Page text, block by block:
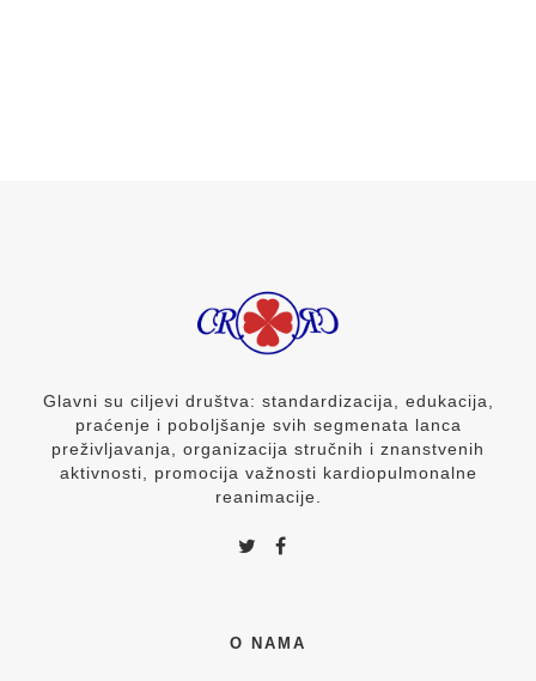
Glavni su ciljevi društva: standardizacija, edukacija,
praćenje i poboljšanje svih segmenata lanca
preživljavanja, organizacija stručnih i znanstvenih
aktivnosti, promocija važnosti kardiopulmonalne
reanimacije.
O NAMA